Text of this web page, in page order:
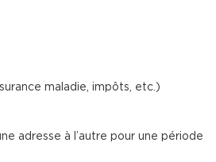
maladie, impôts, etc.)
adresse à l’autre pour une période